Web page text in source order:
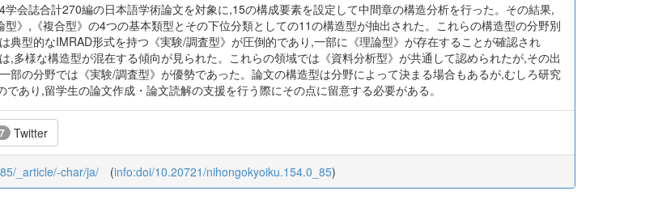
会誌合計270編の日本語学術論文を対象に,15の構成要素を設定して中間章の構造分析を行った。その結果,
型》,《複合型》の4つの基本類型とその下位分類としての11の構造型が抽出された。これらの構造型の分野別
典型的なIMRAD形式を持つ《実験/調査型》が圧倒的であり,一部に《理論型》が存在することが確認され
,多様な構造型が混在する傾向が見られた。これらの領域では《資料分析型》が共通して認められたが,その出
部の分野では《実験/調査型》が優勢であった。論文の構造型は分野によって決まる場合もあるが,むしろ研究
あり,留学生の論文作成・論文読解の支援を行う際にその点に留意する必要がある。
Twitter
_article/-char/ja/ (info:doi/10.20721/nihongokyoiku.154.0_85)